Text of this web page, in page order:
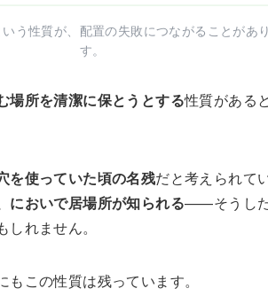
う性質が、配置の失敗につながることがあ
す。
場所を清潔に保とうとする性質がある
を使っていた頃の名残だと考えられて
においで居場所が知られる——そうし
れません。
もこの性質は残っています。